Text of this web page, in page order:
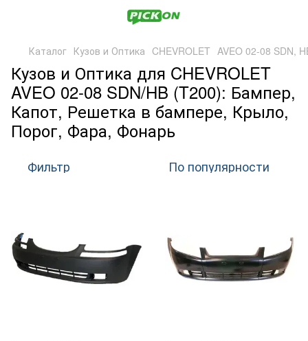
Каталог Кузов и Оптика CHEVROLET AVEO 02-08 SDN,
Кузов и Оптика для CHEVROLET
AVEO 02-08 SDN/HB (T200): Бампер,
Капот, Решетка в бампере, Крыло,
Порог, Фара, Фонарь
Фильтр По популярности